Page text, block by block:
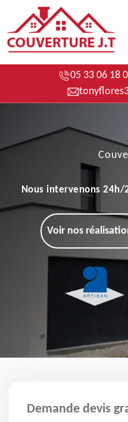
05 33 06 18
Nous intervenons
Voir nos
Demande devis